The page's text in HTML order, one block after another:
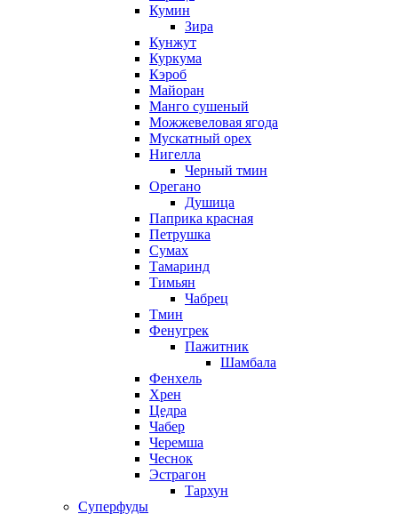
Кумин
Зира
Кунжут
Куркума
Кэроб
Майоран
Манго сушеный
Можжевеловая ягода
Мускатный орех
Нигелла
Черный тмин
Орегано
Душица
Паприка красная
Петрушка
Сумах
Тамаринд
Тимьян
Чабрец
Тмин
Фенугрек
Пажитник
Шамбала
Фенхель
Хрен
Цедра
Чабер
Черемша
Чеснок
Эстрагон
Тархун
Суперфуды